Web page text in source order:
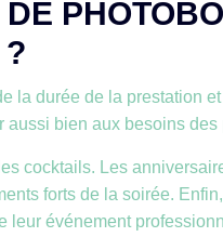
?
la durée de la prestation
bien aux besoins
cocktails. Les
forts de la soirée.
leur événement